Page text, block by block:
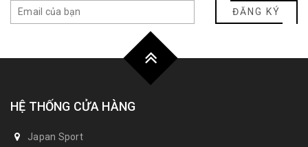
ĐĂNG KÝ
HỆ THỐNG CỬA HÀNG
Japan Sport